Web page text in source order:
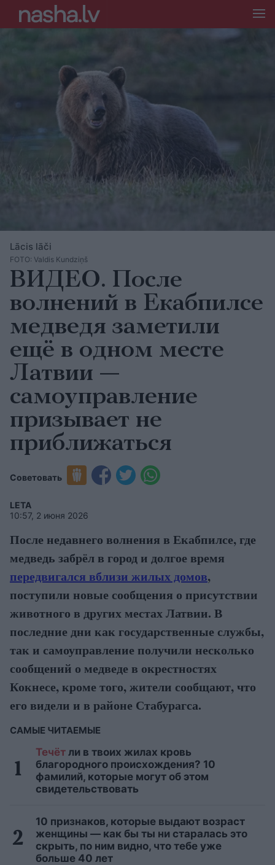
Lācis lāči
FOTO: Valdis Kundziņš
ВИДЕО. После
волнений в Екабпилсе
медведя заметили
ещё в одном месте
Латвии —
самоуправление
призывает не
приближаться
Советовать
LETA
10:57, 2 июня 2026
После недавнего волнения в Екабпилсе, где
медведь забрёл в город и долгое время
передвигался вблизи жилых домов,
поступили новые сообщения о присутствии
животного в других местах Латвии. В
последние дни как государственные службы,
так и самоуправление получили несколько
сообщений о медведе в окрестностях
Кокнесе, кроме того, жители сообщают, что
его видели и в районе Стабурагса.
САМЫЕ ЧИТАЕМЫЕ
Течёт ли в твоих жилах кровь
благородного происхождения? 10
фамилий, которые могут об этом
свидетельствовать
10 признаков, которые выдают возраст
женщины — как бы ты ни старалась это
скрыть, по ним видно, что тебе уже
больше 40 лет